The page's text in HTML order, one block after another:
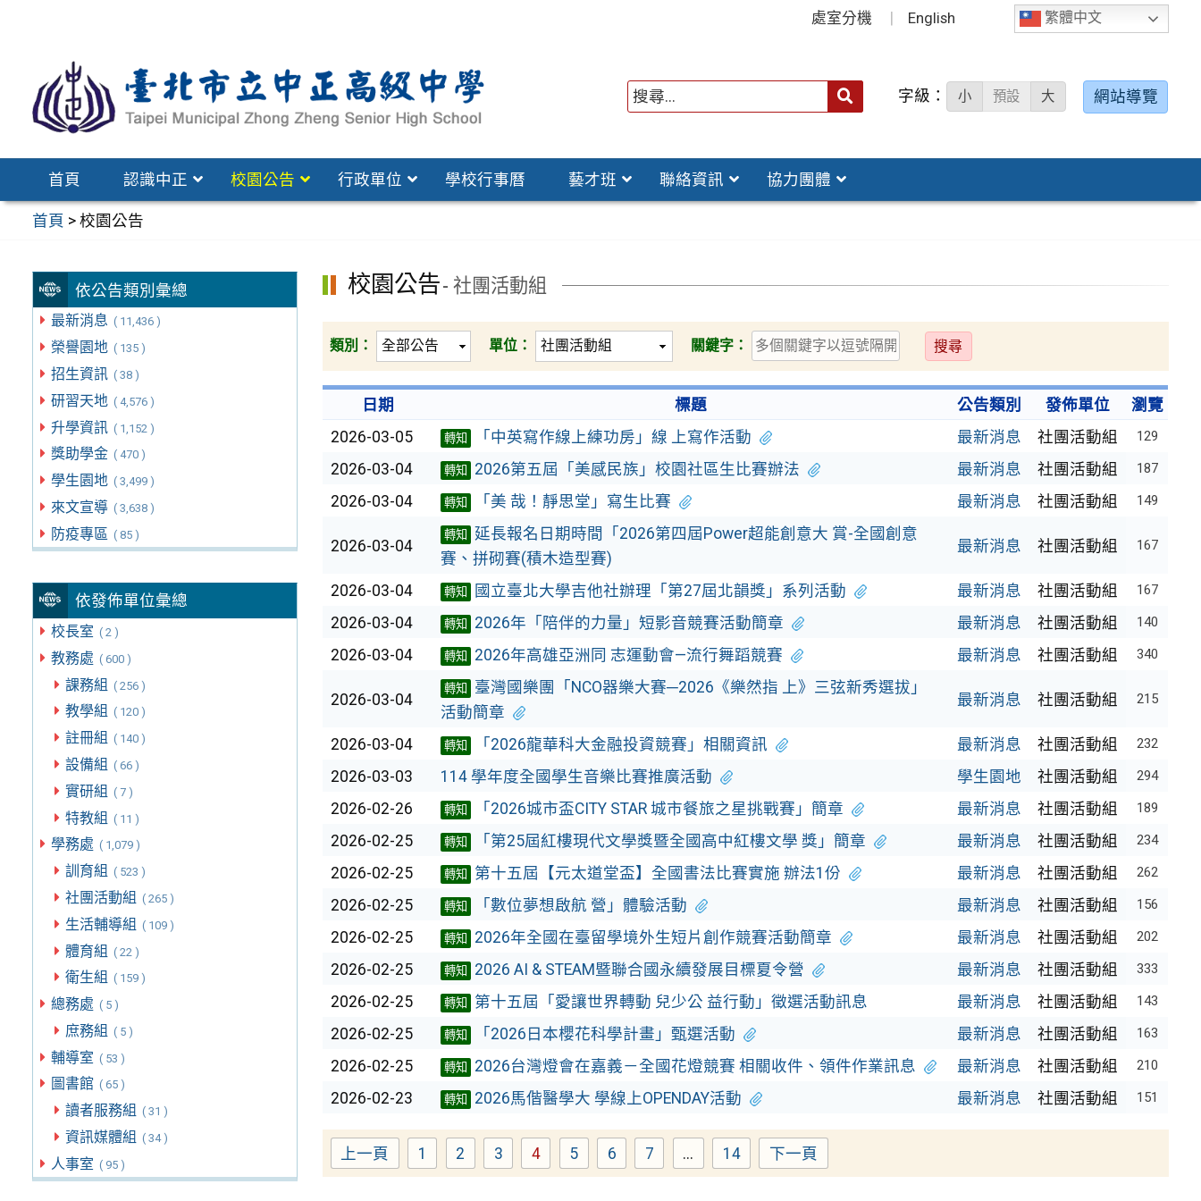
區
繁體中文
處室分機 English
字級： 小 預設 大 網站導覽
首頁 認識中正 校園公告 行政單位 學校行事曆 藝才班 聯絡資訊 協力團體
首頁 >校園公告
依公告類別彙總
最新消息 ( 11,436 )
榮譽園地 ( 135 )
招生資訊 ( 38 )
研習天地 ( 4,576 )
升學資訊 ( 1,152 )
獎助學金 ( 470 )
學生園地 ( 3,499 )
來文宣導 ( 3,638 )
防疫專區 ( 85 )
依發佈單位彙總
校長室 ( 2 )
教務處 ( 600 )
課務組 ( 256 )
教學組 ( 120 )
註冊組 ( 140 )
設備組 ( 66 )
實研組 ( 7 )
特教組 ( 11 )
學務處 ( 1,079 )
訓育組 ( 523 )
社團活動組 ( 265 )
生活輔導組 ( 109 )
體育組 ( 22 )
衛生組 ( 159 )
總務處 ( 5 )
庶務組 ( 5 )
輔導室 ( 53 )
圖書館 ( 65 )
讀者服務組 ( 31 )
資訊媒體組 ( 34 )
人事室 ( 95 )
校園公告- 社團活動組
類別： 單位： 關鍵字：
送
出
日期 標題 公告類別 發佈單位
瀏覽
2026-03-05
轉知 「中英寫作線上練功房」線 上寫作活動 最新消息 社團活動組 129
2026-03-04 轉知 2026第五屆「美感民族」校園社區生比賽辦法 最新消息 社團活動組 187
2026-03-04 轉知 「美 哉！靜思堂」寫生比賽 最新消息 社團活動組 149
2026-03-04
轉知
延長報名日期時間「2026第四屆Power超能創意大 賞-全國創意
賽、拼砌賽(積木造型賽)
最新消息 社團活動組 167
2026-03-04 轉知 國立臺北大學吉他社辦理「第27屆北韻獎」系列活動 最新消息 社團活動組 167
2026-03-04 轉知 2026年「陪伴的力量」短影音競賽活動簡章 最新消息 社團活動組 140
2026-03-04 轉知 2026年高雄亞洲同 志運動會—流行舞蹈競賽 最新消息 社團活動組 340
2026-03-04
轉知
臺灣國樂團「NCO器樂大賽─2026《樂然指 上》三弦新秀選拔」
活動簡章
最新消息 社團活動組 215
2026-03-04 轉知 「2026龍華科大金融投資競賽」相關資訊 最新消息 社團活動組 232
2026-03-03 114 學年度全國學生音樂比賽推廣活動 學生園地 社團活動組 294
2026-02-26 轉知 「2026城市盃CITY STAR 城市餐旅之星挑戰賽」簡章 最新消息 社團活動組 189
2026-02-25 轉知 「第25屆紅樓現代文學獎暨全國高中紅樓文學 獎」簡章 最新消息 社團活動組 234
2026-02-25 轉知 第十五屆【元太道堂盃】全國書法比賽實施 辦法1份 最新消息 社團活動組 262
2026-02-25 轉知 「數位夢想啟航 營」體驗活動 最新消息 社團活動組 156
2026-02-25 轉知 2026年全國在臺留學境外生短片創作競賽活動簡章 最新消息 社團活動組 202
2026-02-25 轉知 2026 AI & STEAM暨聯合國永續發展目標夏令營 最新消息 社團活動組 333
2026-02-25 轉知 第十五屆「愛讓世界轉動 兒少公 益行動」徵選活動訊息 最新消息 社團活動組 143
2026-02-25 轉知 「2026日本櫻花科學計畫」甄選活動 最新消息 社團活動組 163
2026-02-25 轉知 2026台灣燈會在嘉義－全國花燈競賽 相關收件、領件作業訊息 最新消息 社團活動組 210
2026-02-23 轉知 2026馬偕醫學大 學線上OPENDAY活動 最新消息 社團活動組 151
上一頁 Page
1 Page
2 Page
3 Page
4 Page
5 Page
6 Page
7 ... Page
14 下一頁